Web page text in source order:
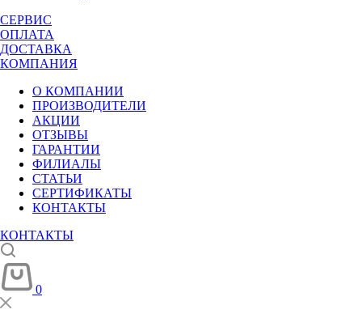
СЕРВИС
ОПЛАТА
ДОСТАВКА
КОМПАНИЯ
О КОМПАНИИ
ПРОИЗВОДИТЕЛИ
АКЦИИ
ОТЗЫВЫ
ГАРАНТИИ
ФИЛИАЛЫ
СТАТЬИ
СЕРТИФИКАТЫ
КОНТАКТЫ
КОНТАКТЫ
0